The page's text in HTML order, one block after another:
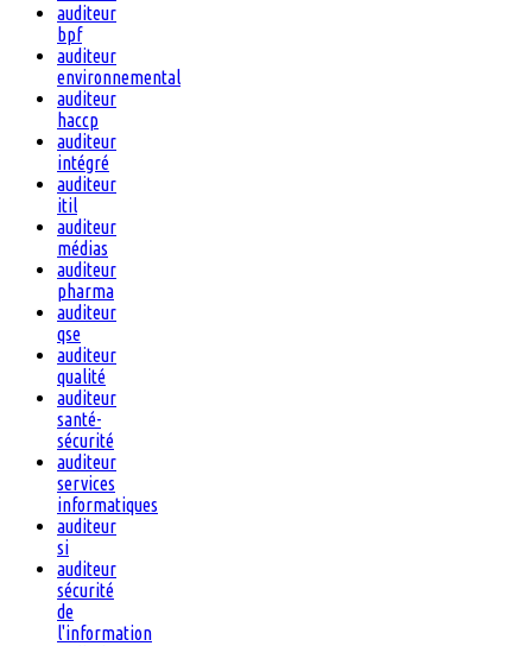
auditeur
bpf
auditeur
environnemental
auditeur
haccp
auditeur
intégré
auditeur
itil
auditeur
médias
auditeur
pharma
auditeur
qse
auditeur
qualité
auditeur
santé-
sécurité
auditeur
services
informatiques
auditeur
si
auditeur
sécurité
de
l'information